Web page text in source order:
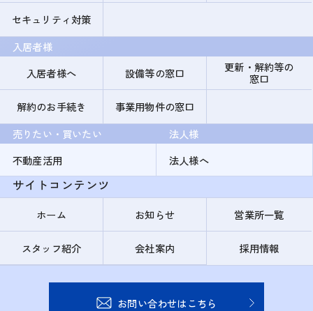
セキュリティ対策
入居者様
入居者様へ
設備等の窓口
更新・解約等の
窓口
解約のお手続き
事業用物件の窓口
売りたい・買いたい
不動産活用
法人様
法人様へ
サイトコンテンツ
ホーム お知らせ 営業所一覧
スタッフ紹介 会社案内 採用情報
お問い合わせはこちら